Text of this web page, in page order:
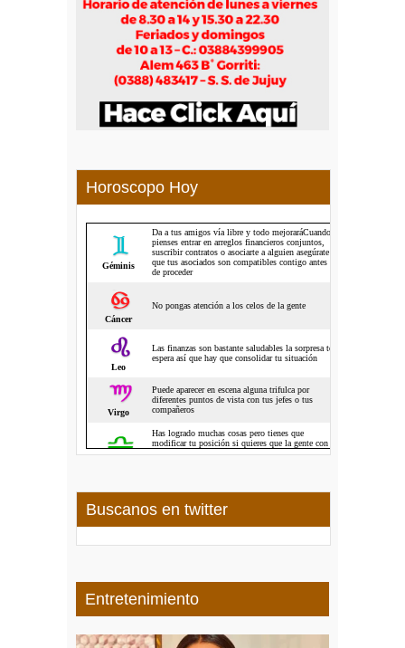
Horoscopo Hoy
Buscanos en twitter
Entretenimiento